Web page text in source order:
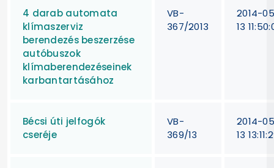
4 darab automata
klímaszerviz
berendezés beszerzése
autóbuszok
klímaberendezéseinek
karbantartásához
VB-
367/2013
2014-
13
Bécsi úti jelfogók
cseréje
VB-
369/13
2014-
13